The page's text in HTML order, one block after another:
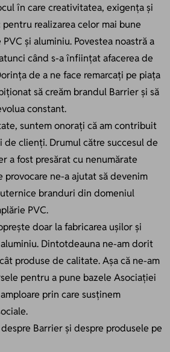
în care creativitatea, exigența și
realizarea celor mai bune
și aluminiu. Povestea noastră a
când s-a înființat afacerea de
de a ne face remarcați pe piața
să creăm brandul Barrier și să
constant.
suntem onorați că am contribuit
de clienți. Drumul către succesul de
a fost presărat cu nenumărate
provocare ne-a ajutat să devenim
branduri din domeniul
PVC.
doar la fabricarea ușilor și
Dintotdeauna ne-am dorit
produse de calitate. Așa că ne-am
pentru a pune bazele Asociației
prin care susținem
Barrier și despre produsele pe